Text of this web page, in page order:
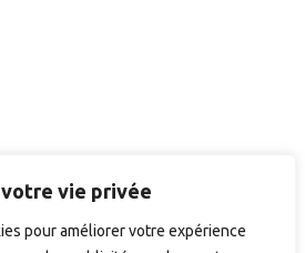
vie privée
pour améliorer votre expérience